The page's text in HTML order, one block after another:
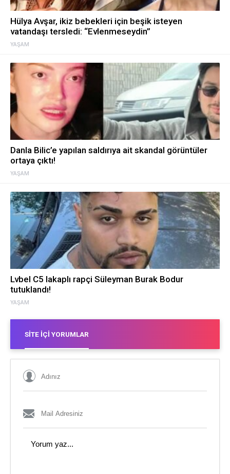
YAŞAM
Hülya Avşar, ikiz bebekleri için beşik isteyen
vatandaşı tersledi: “Evlenmeseydin”
YAŞAM
Danla Bilic’e yapılan saldırıya ait skandal görüntüler
ortaya çıktı!
YAŞAM
Lvbel C5 lakaplı rapçi Süleyman Burak Bodur
tutuklandı!
SITE İÇI YORUMLAR